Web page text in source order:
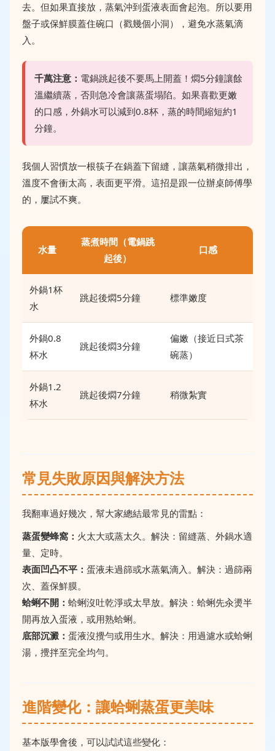
去。但如果直接放，蒸氣沖到蛋液表面會起泡。所以要用
盤子或保鮮膜蓋住碗口（戳幾個小洞），避免水蒸氣滴
入。
千萬注意： 電鍋跳起後不要馬上開蓋！燜5分鐘讓餘
溫繼續蒸，否則急冷會讓蒸蛋塌陷。如果喜歡更嫩
的口感，外鍋水可以減到0.8杯，蒸的時間縮短約1
分鐘。
我個人習慣放一根筷子在鍋蓋下留縫，讓蒸氣稍微排出，
溫度不會衝太高，表面更平滑。這招是跟一位辦桌師傅學
的，屢試不爽。
水量
蒸煮時間（電鍋跳
起後）
口感
外鍋1杯
水
跳起後燜5分鐘 標準嫩度
外鍋0.8
杯水
跳起後燜3分鐘
偏嫩（接近日式茶
碗蒸）
外鍋1.2
杯水
跳起後燜7分鐘 稍微紮實
常見失敗原因與解決方法
我翻車過好幾次，幫大家總結最常見的雷點：
蒸蛋變蜂窩： 火太大或蒸太久。解決：留縫蒸、外鍋水適
量、定時。
表面凹凸不平： 蛋液未過篩或水蒸氣滴入。解決：過篩兩
次、蓋保鮮膜。
蛤蜊不開： 蛤蜊沒吐乾淨或太早放。解決：蛤蜊先汆燙半
開再放入蛋液，或用熟蛤蜊。
底部沉澱： 蛋液沒攪勻或用生水。解決：用過濾水或蛤蜊
湯，攪拌至完全均勻。
進階變化：讓蛤蜊蒸蛋更美味
基本版學會後，可以試試這些變化：